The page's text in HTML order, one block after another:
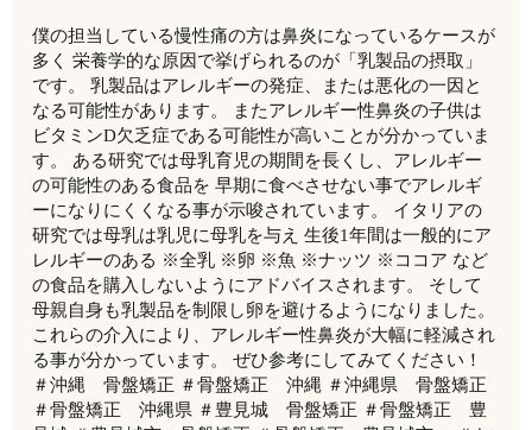
僕の担当している慢性痛の方は鼻炎になっているケースが
多く 栄養学的な原因で挙げられるのが「乳製品の摂取」
です。 乳製品はアレルギーの発症、または悪化の一因と
なる可能性があります。 またアレルギー性鼻炎の子供は
ビタミンD欠乏症である可能性が高いことが分かっていま
す。 ある研究では母乳育児の期間を長くし、アレルギー
の可能性のある食品を 早期に食べさせない事でアレルギ
ーになりにくくなる事が示唆されています。 イタリアの
研究では母乳は乳児に母乳を与え 生後1年間は一般的にア
レルギーのある ※全乳 ※卵 ※魚 ※ナッツ ※ココア など
の食品を購入しないようにアドバイスされます。 そして
母親自身も乳製品を制限し卵を避けるようになりました。
これらの介入により、アレルギー性鼻炎が大幅に軽減され
る事が分かっています。 ぜひ参考にしてみてください！
＃沖縄 骨盤矯正 ＃骨盤矯正 沖縄 ＃沖縄県 骨盤矯正
＃骨盤矯正 沖縄県 ＃豊見城 骨盤矯正 ＃骨盤矯正 豊